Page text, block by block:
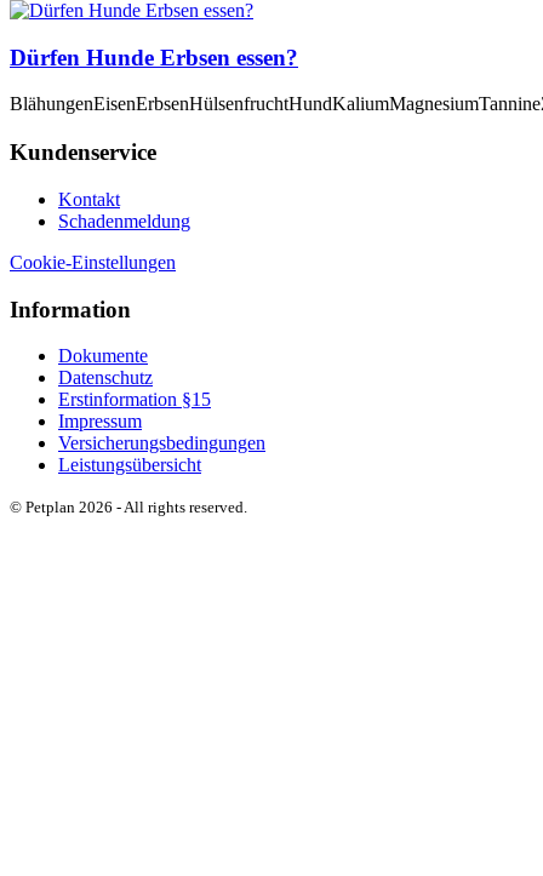
Dürfen Hunde Erbsen essen?
BlähungenEisenErbsenHülsenfruchtHundKaliumMagnesiumTannine
Kundenservice
Kontakt
Schadenmeldung
Cookie-Einstellungen
Information
Dokumente
Datenschutz
Erstinformation §15
Impressum
Versicherungsbedingungen
Leistungsübersicht
© Petplan 2026 - All rights reserved.